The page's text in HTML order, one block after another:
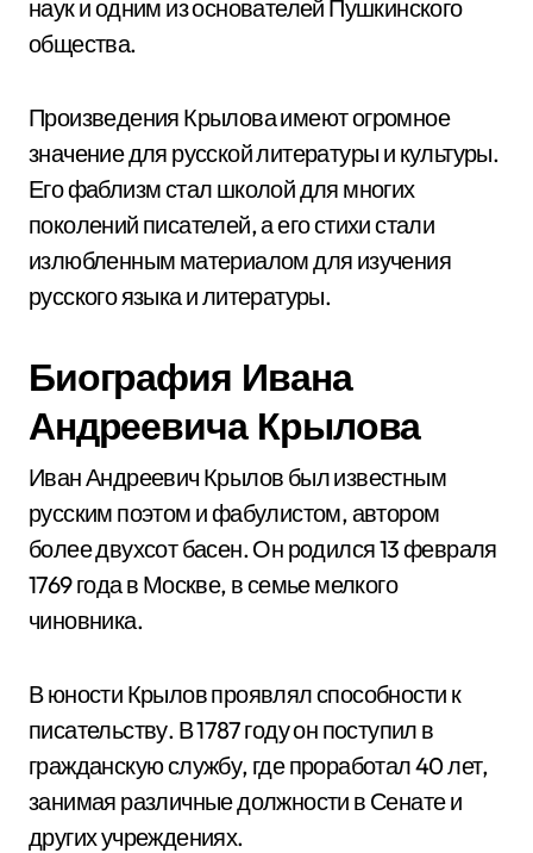
наук и одним из основателей Пушкинского
общества.
Произведения Крылова имеют огромное
значение для русской литературы и культуры.
Его фаблизм стал школой для многих
поколений писателей, а его стихи стали
излюбленным материалом для изучения
русского языка и литературы.
Биография Ивана
Андреевича Крылова
Иван Андреевич Крылов был известным
русским поэтом и фабулистом, автором
более двухсот басен. Он родился 13 февраля
1769 года в Москве, в семье мелкого
чиновника.
В юности Крылов проявлял способности к
писательству. В 1787 году он поступил в
гражданскую службу, где проработал 40 лет,
занимая различные должности в Сенате и
других учреждениях.